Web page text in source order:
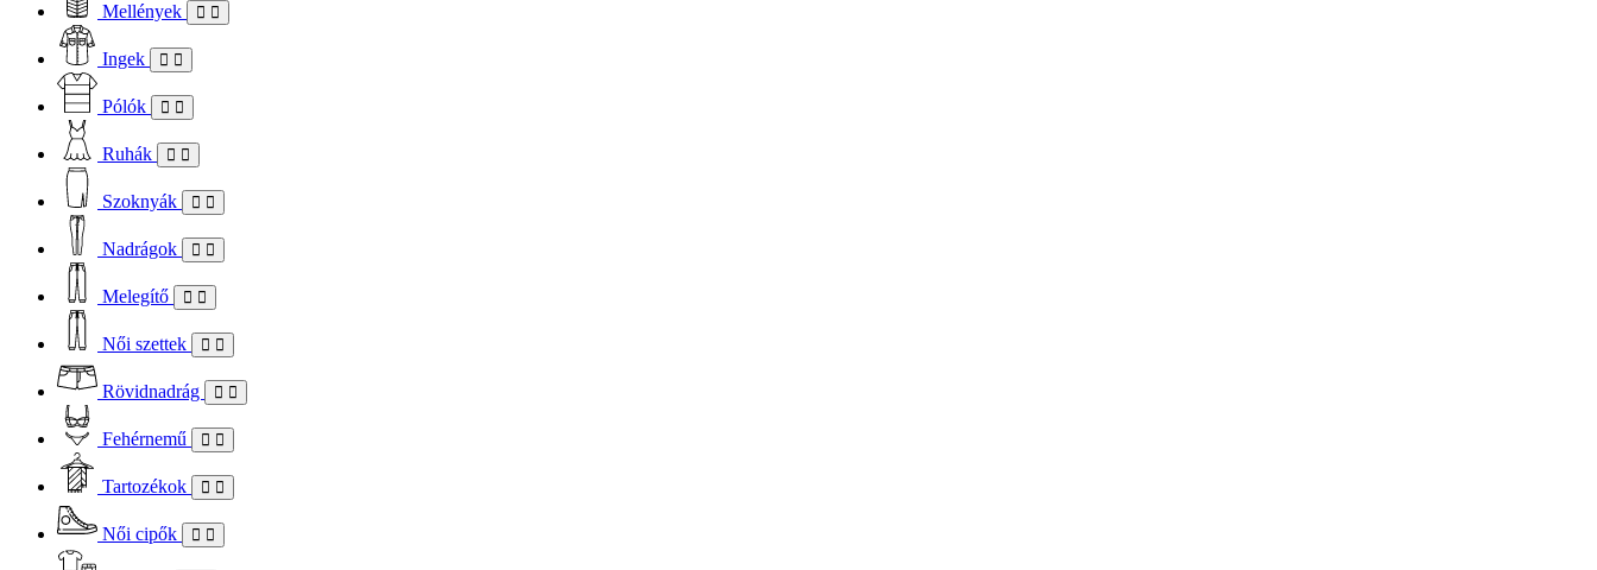
Mellények
Ingek
Pólók
Ruhák
Szoknyák
Nadrágok
Melegítő
Női szettek
Rövidnadrág
Fehérnemű
Tartozékok
Női cipők